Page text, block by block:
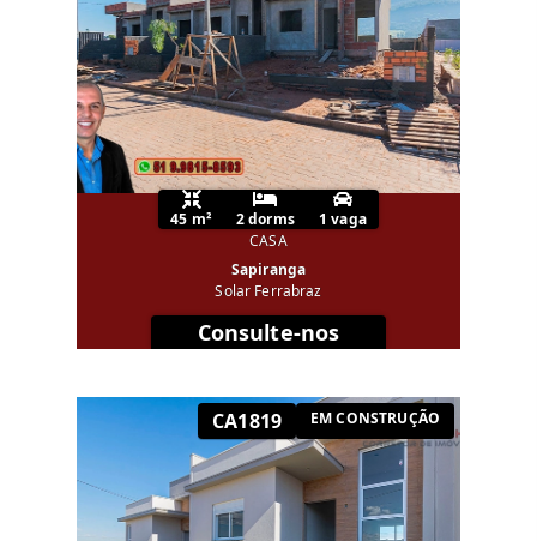
45 m² 2 dorms
1 vaga
CASA
Sapiranga
Solar Ferrabraz
Consulte-nos
CA1819 EM CONSTRUÇÃO